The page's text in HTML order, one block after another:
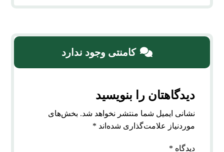
کامنتی وجود ندارد
دیدگاهتان را بنویسید
نشانی ایمیل شما منتشر نخواهد شد. بخش‌های
موردنیاز علامت‌گذاری شده‌اند *
دیدگاه *